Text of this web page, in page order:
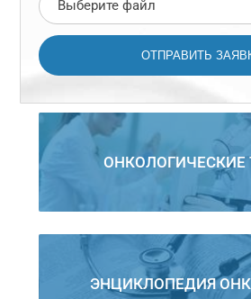
Выберите файл
ОНКОЛОГИЧЕСКИЕ
ЭНЦИКЛОПЕДИЯ